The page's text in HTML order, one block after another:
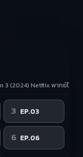
(2024) Netflix พากย์ไทย
3 EP.03
6 EP.06